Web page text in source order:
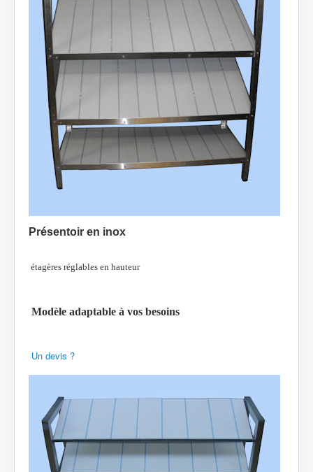
Présentoir en inox
étagères réglables en hauteur
Modèle adaptable à vos besoins
Un devis ?